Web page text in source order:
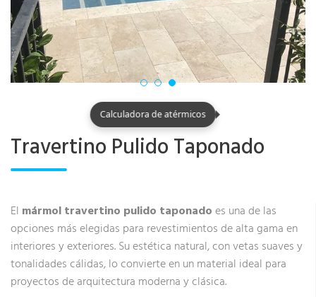
Travertino Pulido Taponado
El mármol travertino pulido taponadoes una de las
opciones más elegidas para revestimientos de alta gama en
interiores y exteriores. Su estética natural, con vetas suaves y
tonalidades cálidas, lo convierte en un material ideal para
proyectos de arquitectura moderna y clásica.